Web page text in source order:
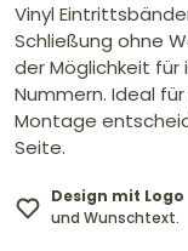
Vinyl
Schließung ohne
der Möglichkeit für
Nummern. Ideal
Montage
Seite.
Design mit Logo
und Wunschtext.